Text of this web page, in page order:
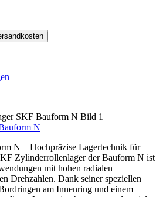
N
N – Hochpräzise Lagertechnik für
Zylinderrollenlager der Bauform N ist
mit hohen radialen
Drehzahlen. Dank seiner speziellen
am Innenring und einem